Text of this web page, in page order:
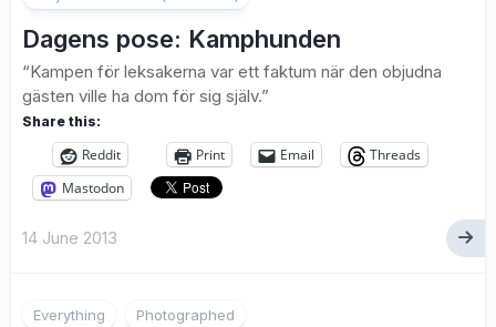
Dagens pose: Kamphunden
“Kampen för leksakerna var ett faktum när den objudna
gästen ville ha dom för sig själv.”
Share this:
Reddit Print Email
Threads
Mastodon
14 June 2013
Everything
Photographed